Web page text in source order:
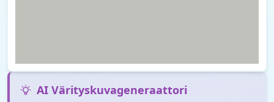
AI Värityskuvageneraattori